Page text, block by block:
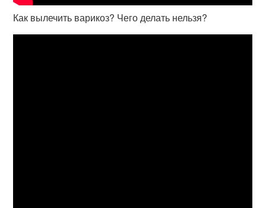
Как вылечить варикоз? Чего делать нельзя?